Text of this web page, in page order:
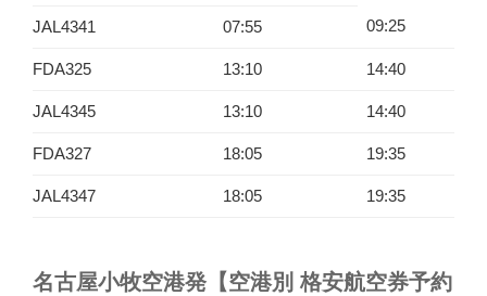
JAL4341 07:55 09:25
FDA325 13:10 14:40
JAL4345 13:10 14:40
FDA327 18:05 19:35
JAL4347 18:05 19:35
名古屋小牧空港発【空港別 格安航空券予約